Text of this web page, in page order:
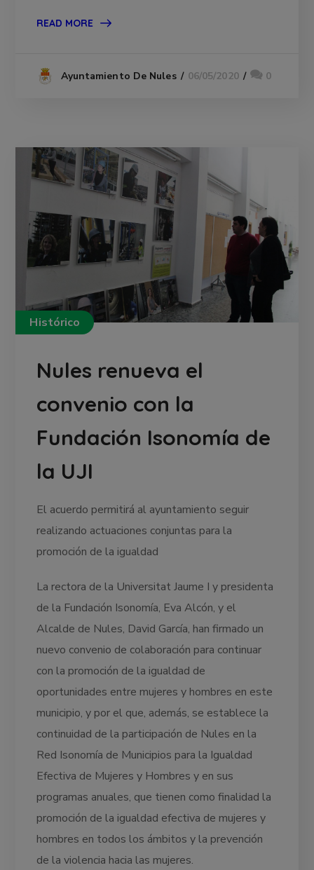
READ MORE
Ayuntamiento De Nules 06/05/2020 0
Histórico
Nules renueva el
convenio con la
Fundación Isonomía de
la UJI
El acuerdo permitirá al ayuntamiento seguir
realizando actuaciones conjuntas para la
promoción de la igualdad
La rectora de la Universitat Jaume I y presidenta
de la Fundación Isonomía, Eva Alcón, y el
Alcalde de Nules, David García, han firmado un
nuevo convenio de colaboración para continuar
con la promoción de la igualdad de
oportunidades entre mujeres y hombres en este
municipio, y por el que, además, se establece la
continuidad de la participación de Nules en la
Red Isonomía de Municipios para la Igualdad
Efectiva de Mujeres y Hombres y en sus
programas anuales, que tienen como finalidad la
promoción de la igualdad efectiva de mujeres y
hombres en todos los ámbitos y la prevención
de la violencia hacia las mujeres.